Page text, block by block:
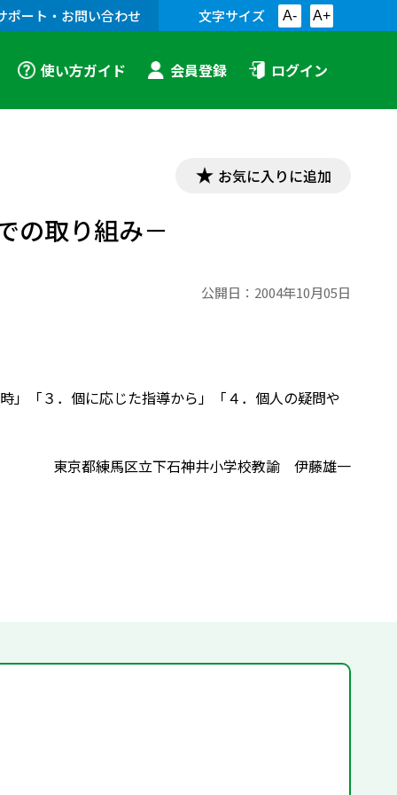
ポート・お問い合わせ 文字サイズ A- A+
使い方ガイド 会員登録 ログイン
お気に入りに追加
の取り組み－
公開日： 2004年10月05日
」「３．個に応じた指導から」「４．個人の疑問や
東京都練馬区立下石神井小学校教諭 伊藤雄一